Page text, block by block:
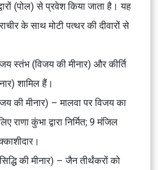
(पोल) से प्रवेश किया जाता है। यह
के साथ मोटी पत्थर की दीवारों से
स्तंभ (विजय की मीनार) और कीर्ति
शामिल हैं।
की मीनार) – मालवा पर विजय का
राणा कुंभा द्वारा निर्मित; 9 मंजिल
की मीनार) – जैन तीर्थंकरों को